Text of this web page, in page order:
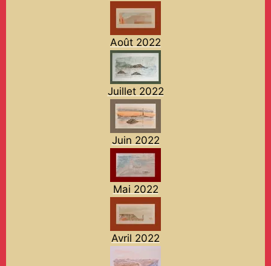
Août 2022
Juillet 2022
Juin 2022
Mai 2022
Avril 2022